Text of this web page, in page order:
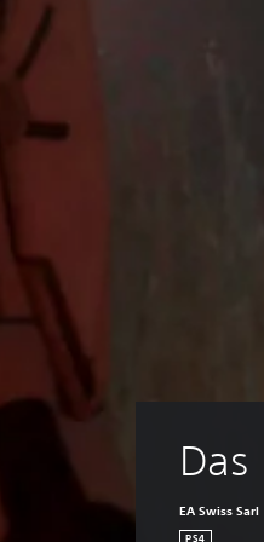
EA Swiss Sarl